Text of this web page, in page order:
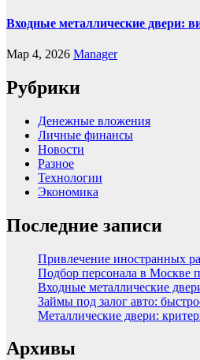
Входные металлические двери:
Мар 4, 2026 Manager
Рубрики
Денежные вложения
Личные финансы
Новости
Разное
Технологии
Экономика
Последние записи
Привлечение иностранных
Подбор персонала в Москве
Входные металлические
Займы под залог авто:
Металлические двери:
Архивы